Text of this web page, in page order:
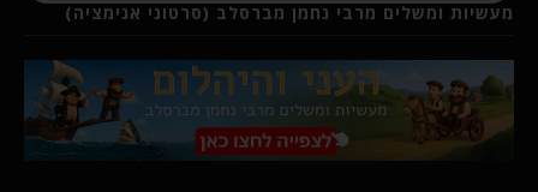
מעשיות ומשלים מרבי נחמן מברסלב (סרטוני אנימציה)